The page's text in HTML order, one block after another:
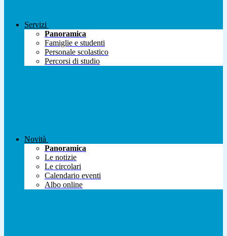
Servizi
Panoramica
Famiglie e studenti
Personale scolastico
Percorsi di studio
Novità
Panoramica
Le notizie
Le circolari
Calendario eventi
Albo online